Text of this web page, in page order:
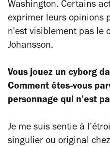
Washington. Certains
exprimer leurs opinions
n'est visiblement pas le
Johansson.
Vous jouez un cyborg
Comment êtes-vous
personnage qui n’est
Je me suis sentie à
singulier ou original